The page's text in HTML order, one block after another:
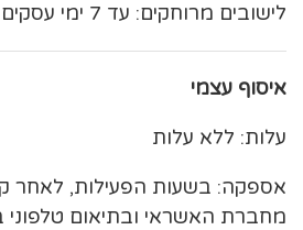
לישובים מרוחקים: עד 7 ימי עסקים משליחת ההזמנה
איסוף עצמי
עלות: ללא עלות
אספקה: בשעות הפעילות, לאחר
מחברת האשראי ובתיאום טלפוני